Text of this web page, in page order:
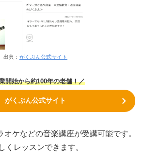
出典： がくぶん公式サイト
開始から約100年の老舗！／
がくぶん公式サイト
オケなどの音楽講座が受講可能です。
くレッスンできます。